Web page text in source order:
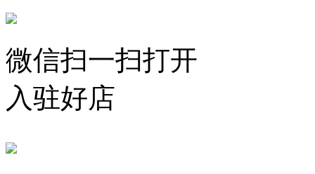
微信扫一扫打开
入驻好店